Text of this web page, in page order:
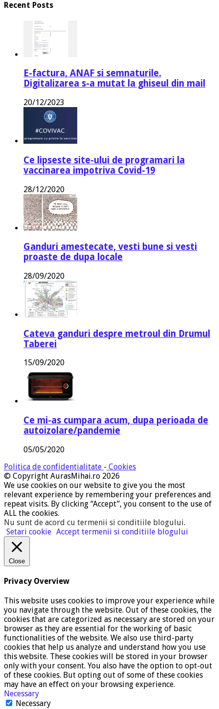
Recent Posts
E-factura, ANAF si semnaturile.
Digitalizarea s-a mutat la ghiseul din mail
20/12/2023
Ce lipseste site-ului de programari la
vaccinarea impotriva Covid-19
28/12/2020
Ganduri amestecate, vesti bune si vesti
proaste de dupa locale
28/09/2020
Cateva ganduri despre metroul din Drumul
Taberei
15/09/2020
Ce mi-as cumpara acum, dupa perioada de
autoizolare/pandemie
05/05/2020
Politica de confidentialitate - Cookies
© Copyright AurasMihai.ro 2026
We use cookies on our website to give you the most
relevant experience by remembering your preferences and
repeat visits. By clicking “Accept”, you consent to the use of
ALL the cookies.
Nu sunt de acord cu termenii si conditiile blogului.
Setari cookie Accept termenii si conditiile blogului
Close
Privacy Overview
This website uses cookies to improve your experience while
you navigate through the website. Out of these cookies, the
cookies that are categorized as necessary are stored on your
browser as they are essential for the working of basic
functionalities of the website. We also use third-party
cookies that help us analyze and understand how you use
this website. These cookies will be stored in your browser
only with your consent. You also have the option to opt-out
of these cookies. But opting out of some of these cookies
may have an effect on your browsing experience.
Necessary
Necessary